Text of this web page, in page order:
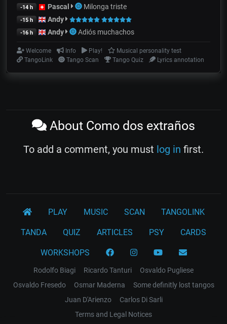
-14 h Pascal Milonga triste
-15 h Andy
-16 h Andy Adiós muchachos
Welcome Info Play!
Musical personality test
TangoLink
Tango Scan Tango Quiz Lyrics annotation
About Como dos extraños
To add a comment, you must log in first.
PLAY MUSIC SCAN TANGOLINK
TANDA QUIZ ARTICLES PSY CARDS
WORKSHOPS
Rodolfo Biagi Ricardo Tanturi
Osvaldo Pugliese
Osvaldo Fresedo
Osmar Maderna
Some definitly lost tangos
Juan D'Arienzo
Carlos Di Sarli
Terms and Legal Notices